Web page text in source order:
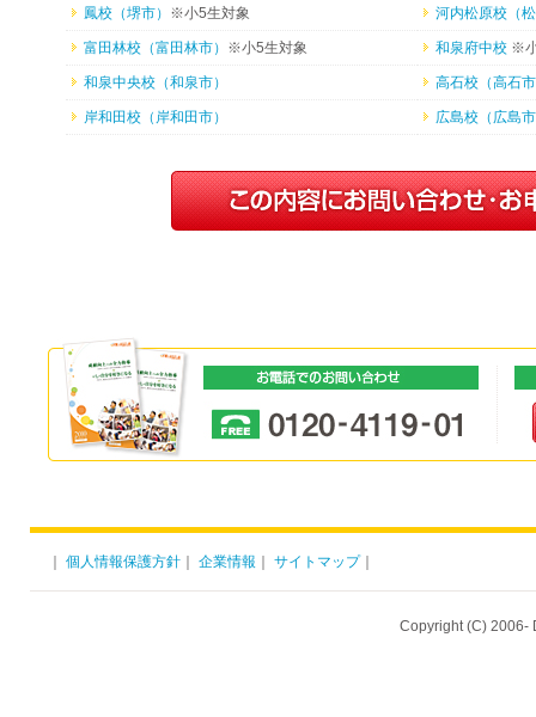
鳳校（堺市） ※小5生対象 河内松原校（
富田林校（富田林市） ※小5生対象 和泉府中校 ※
和泉中央校（和泉市） 高石校（高石
岸和田校（岸和田市） 広島校（広島
個人情報保護方針 企業情報 サイトマップ｜
Copyright (C) 2006-